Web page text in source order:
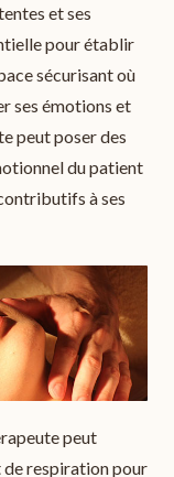
et ses
pour établir
sécurisant où
ses émotions et
peut poser des
du patient
à ses
peut
de respiration pour